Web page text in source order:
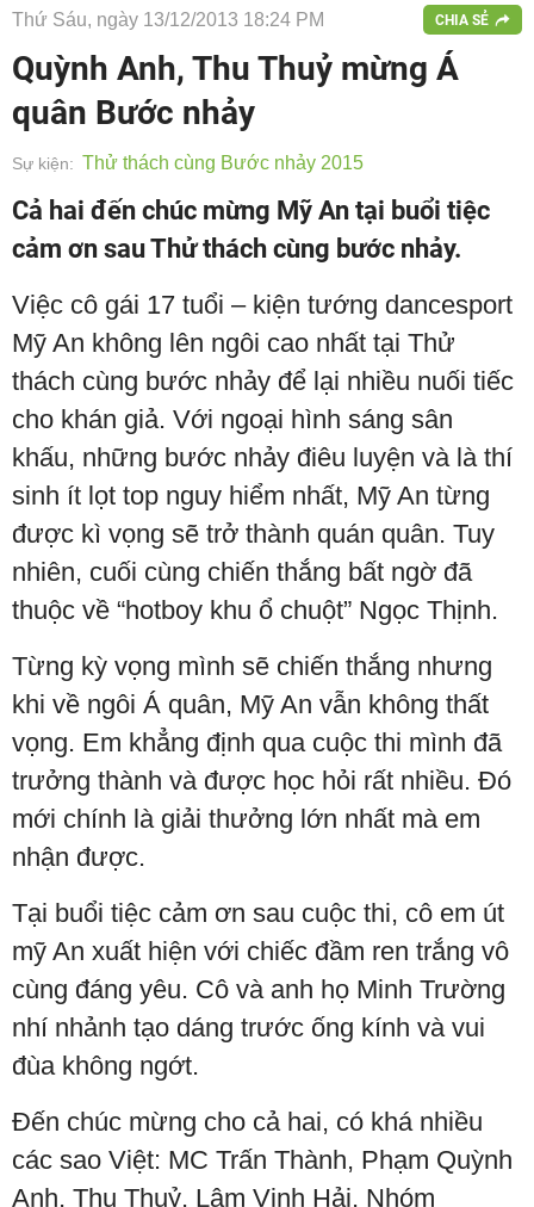
Thứ Sáu, ngày 13/12/2013 18:24 PM CHIA SẺ
Quỳnh Anh, Thu Thuỷ mừng Á
quân Bước nhảy
Sự kiện: Thử thách cùng Bước nhảy 2015
Cả hai đến chúc mừng Mỹ An tại buổi tiệc
cảm ơn sau Thử thách cùng bước nhảy.
Việc cô gái 17 tuổi – kiện tướng dancesport
Mỹ An không lên ngôi cao nhất tại Thử
thách cùng bước nhảy để lại nhiều nuối tiếc
cho khán giả. Với ngoại hình sáng sân
khấu, những bước nhảy điêu luyện và là thí
sinh ít lọt top nguy hiểm nhất, Mỹ An từng
được kì vọng sẽ trở thành quán quân. Tuy
nhiên, cuối cùng chiến thắng bất ngờ đã
thuộc về “hotboy khu ổ chuột” Ngọc Thịnh.
Từng kỳ vọng mình sẽ chiến thắng nhưng
khi về ngôi Á quân, Mỹ An vẫn không thất
vọng. Em khẳng định qua cuộc thi mình đã
trưởng thành và được học hỏi rất nhiều. Đó
mới chính là giải thưởng lớn nhất mà em
nhận được.
Tại buổi tiệc cảm ơn sau cuộc thi, cô em út
mỹ An xuất hiện với chiếc đầm ren trắng vô
cùng đáng yêu. Cô và anh họ Minh Trường
nhí nhảnh tạo dáng trước ống kính và vui
đùa không ngớt.
Đến chúc mừng cho cả hai, có khá nhiều
các sao Việt: MC Trấn Thành, Phạm Quỳnh
Anh, Thu Thuỷ, Lâm Vinh Hải, Nhóm